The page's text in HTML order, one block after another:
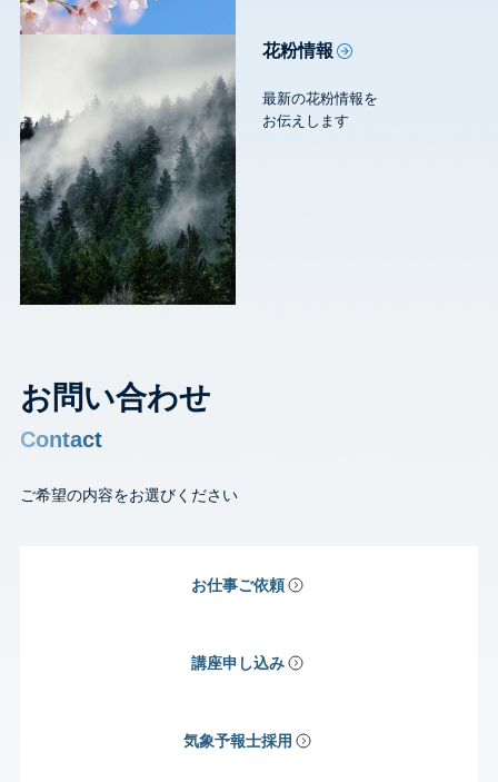
花粉情報
最新の花粉情報を
お伝えします
お問い合わせ
Contact
ご希望の内容をお選びください
お仕事ご依頼
講座申し込み
気象予報士採用